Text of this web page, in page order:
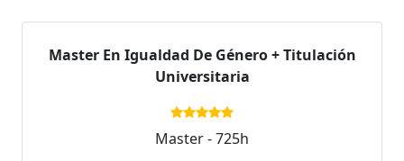
Master En Igualdad De Género + Titulación
Universitaria
Master - 725h